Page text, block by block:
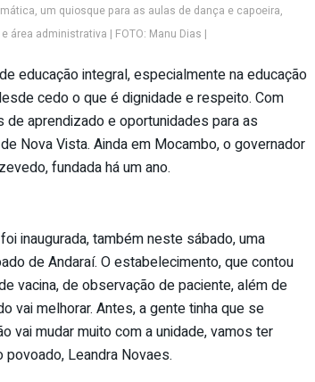
um quiosque para as aulas de dança e capoeira,
administrativa | FOTO: Manu Dias |
educação integral, especialmente na educação
cedo o que é dignidade e respeito. Com
aprendizado e oportunidades para as
Nova Vista. Ainda em Mocambo, o governador
fundada há um ano.
inaugurada, também neste sábado, uma
de Andaraí. O estabelecimento, que contou
vacina, de observação de paciente, além de
vai melhorar. Antes, a gente tinha que se
vai mudar muito com a unidade, vamos ter
Leandra Novaes.